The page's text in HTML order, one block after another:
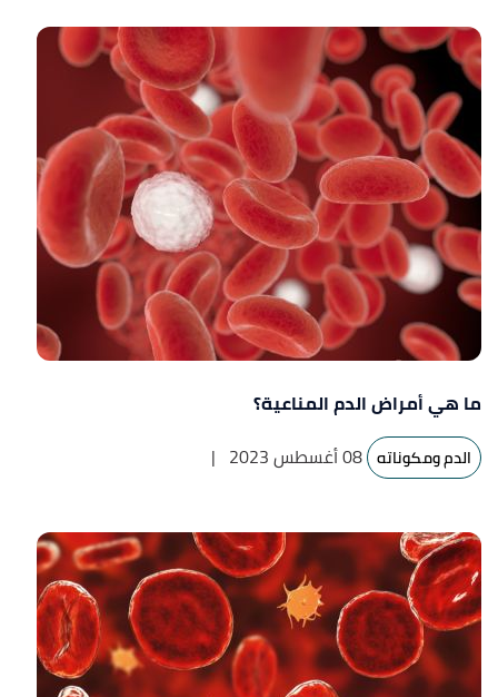
ما هي أمراض الدم المناعية؟
الدم ومكوناته 08 أغسطس 2023 |